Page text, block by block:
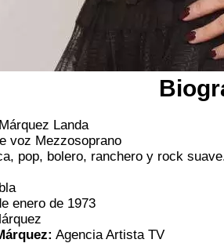
Landa
voz Mezzosoprano
pop, bolero, ranchero y rock
enero de 1973
Agencia Artista TV